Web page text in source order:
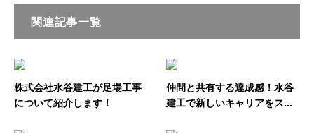
関連記事一覧
株式会社水谷建工が足場工事
について紹介します！
仲間と共有する達成感！水谷
建工で新しいキャリアをス...